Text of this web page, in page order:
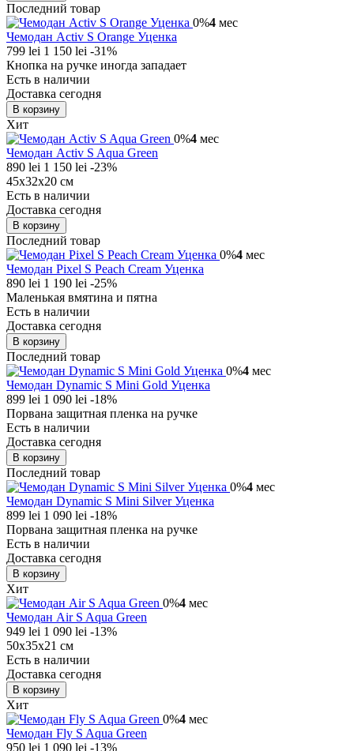
Последний товар
0%4 мес
Чемодан Activ S Orange Уценка
799 lei 1 150 lei -31%
Кнопка на ручке иногда западает
Есть в наличии
Доставка сегодня
В корзину
Хит
0%4 мес
Чемодан Activ S Aqua Green
890 lei 1 150 lei -23%
45х32х20 см
Есть в наличии
Доставка сегодня
В корзину
Последний товар
0%4 мес
Чемодан Pixel S Peach Cream Уценка
890 lei 1 190 lei -25%
Маленькая вмятина и пятна
Есть в наличии
Доставка сегодня
В корзину
Последний товар
0%4 мес
Чемодан Dynamic S Mini Gold Уценка
899 lei 1 090 lei -18%
Порвана защитная пленка на ручке
Есть в наличии
Доставка сегодня
В корзину
Последний товар
0%4 мес
Чемодан Dynamic S Mini Silver Уценка
899 lei 1 090 lei -18%
Порвана защитная пленка на ручке
Есть в наличии
Доставка сегодня
В корзину
Хит
0%4 мес
Чемодан Air S Aqua Green
949 lei 1 090 lei -13%
50х35х21 см
Есть в наличии
Доставка сегодня
В корзину
Хит
0%4 мес
Чемодан Fly S Aqua Green
950 lei 1 090 lei -13%